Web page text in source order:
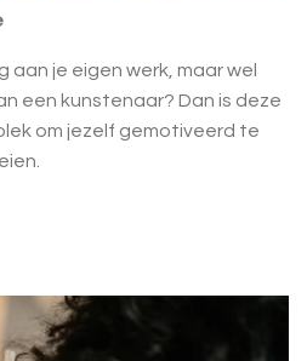
je eigen werk, maar wel
een kunstenaar? Dan is deze
om jezelf gemotiveerd te